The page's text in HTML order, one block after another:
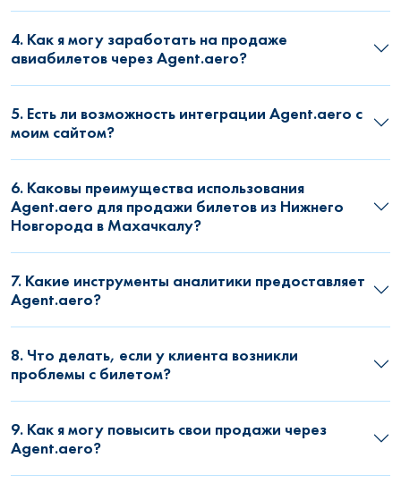
4. Как я могу заработать на продаже
авиабилетов через Agent.aero?
5. Есть ли возможность интеграции Agent.aero с
моим сайтом?
6. Каковы преимущества использования
Agent.aero для продажи билетов из Нижнего
Новгорода в Махачкалу?
7. Какие инструменты аналитики предоставляет
Agent.aero?
8. Что делать, если у клиента возникли
проблемы с билетом?
9. Как я могу повысить свои продажи через
Agent.aero?